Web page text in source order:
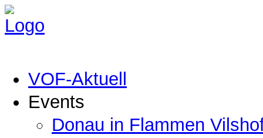
VOF-Aktuell
Events
Donau in Flammen